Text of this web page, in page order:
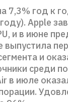
7,3% год к
Apple
и в июне
выпустила
и
среди
в июле